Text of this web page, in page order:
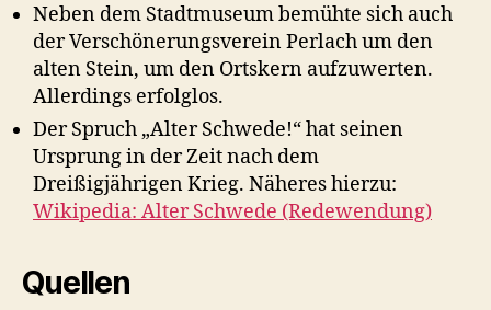
Neben dem Stadtmuseum bemühte sich auch
der Verschönerungsverein Perlach um den
alten Stein, um den Ortskern aufzuwerten.
Allerdings erfolglos.
Der Spruch „Alter Schwede!“ hat seinen
Ursprung in der Zeit nach dem
Dreißigjährigen Krieg. Näheres hierzu:
Wikipedia: Alter Schwede (Redewendung)
Quellen